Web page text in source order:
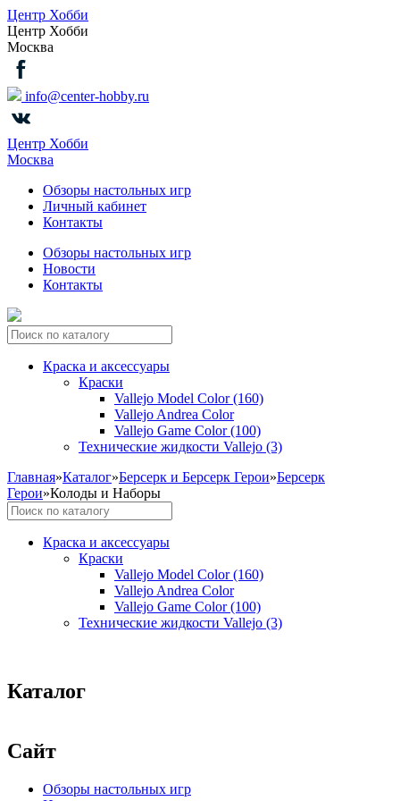
Центр Хобби
Центр Хобби
Москва
info@center-hobby.ru
Центр Хобби
Москва
Обзоры настольных игр
Личный кабинет
Контакты
Обзоры настольных игр
Новости
Контакты
Краска и аксессуары
Краски
Vallejo Model Color (160)
Vallejo Andrea Color
Vallejo Game Color (100)
Технические жидкости Vallejo (3)
Главная»Каталог»Берсерк и Берсерк Герои»Берсерк
Герои»Колоды и Наборы
Краска и аксессуары
Краски
Vallejo Model Color (160)
Vallejo Andrea Color
Vallejo Game Color (100)
Технические жидкости Vallejo (3)
Каталог
Сайт
Обзоры настольных игр